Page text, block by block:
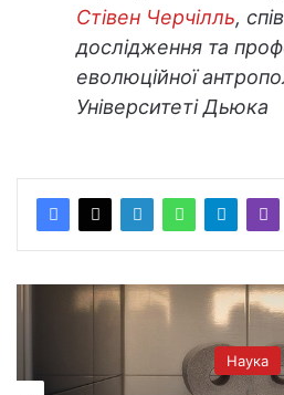
Стівен Черчілль,
дослідження та
еволюційної
Університеті Дьюка
Наука